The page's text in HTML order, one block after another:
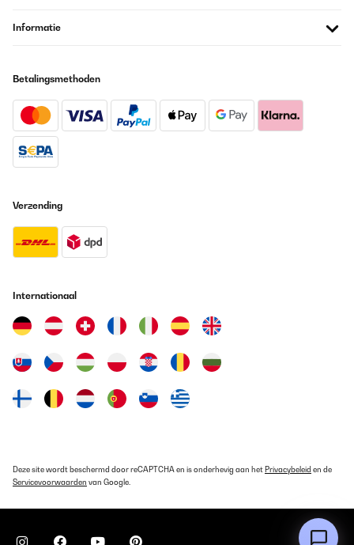
Informatie
Betalingsmethoden
Verzending
Internationaal
Deze site wordt beschermd door reCAPTCHA en is onderhevig aan het Privacybeleid en de
Servicevoorwaarden van Google.